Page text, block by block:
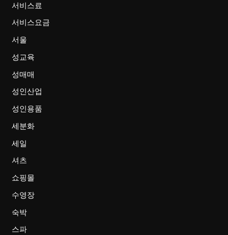
서비스료
서비스요금
서울
성교육
성매매
성인산업
성인용품
세분화
세일
셔츠
쇼핑몰
수영장
숙박
스파